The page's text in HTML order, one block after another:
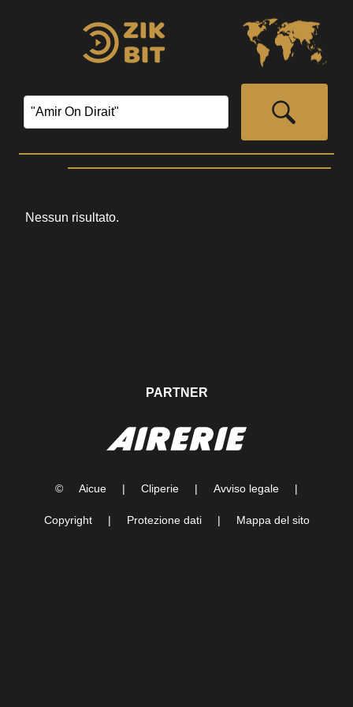
Nessun risultato.
PARTNER
© Aicue | Cliperie | Avviso legale |
Copyright | Protezione dati | Mappa del sito